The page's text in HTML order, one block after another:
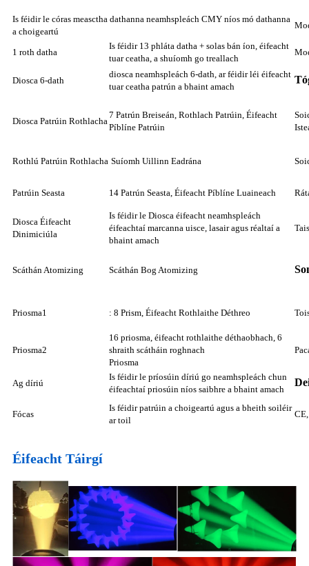
Is féidir le córas measctha dathanna neamhspleách CMY níos mó dathanna
a choigeartú
1 roth datha
Is féidir 13 phláta datha + solas bán íon, éifeacht
tuar ceatha, a shuíomh go treallach
Diosca 6-dath
diosca neamhspleách 6-dath, ar féidir léi éifeacht
tuar ceatha patrún a bhaint amach
Diosca Patrúin Rothlacha
7 Patrún Breiseán, Rothlach Patrúin, Éifeacht
Píblíne Patrúin
Rothlú Patrúin Rothlacha Suíomh Uillinn Eadrána
Patrúin Seasta 14 Patrún Seasta, Éifeacht Píblíne Luaineach
Diosca Éifeacht
Dinimiciúla
Is féidir le Diosca éifeacht neamhspleách
éifeachtaí marcanna uisce, lasair agus réaltaí a
bhaint amach
Scáthán Atomizing Scáthán Bog Atomizing
Priosma1 : 8 Prism, Éifeacht Rothlaithe Déthreo
Priosma2
16 priosma, éifeacht rothlaithe déthaobhach, 6
shraith scátháin roghnach
Priosma
Ag díriú
Is féidir le príosúin díriú go neamhspleách chun
éifeachtaí priosúin níos saibhre a bhaint amach
Fócas
Is féidir patrúin a choigeartú agus a bheith soiléir
ar toil
Éifeacht Táirgí